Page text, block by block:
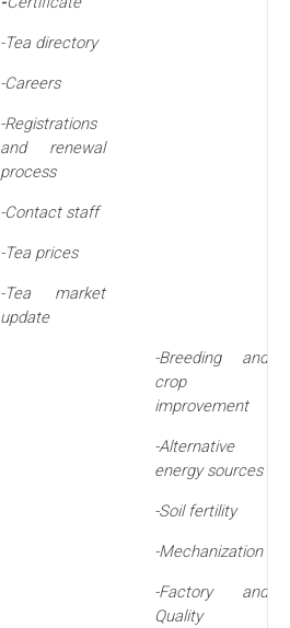
-Tea directory
-Careers
-Registrations
and renewal
process
-Contact staff
-Tea prices
-Tea market
update
-Breeding and
crop
improvement
-Alternative
energy sources
-Soil fertility
-Mechanization
-Factory and
Quality